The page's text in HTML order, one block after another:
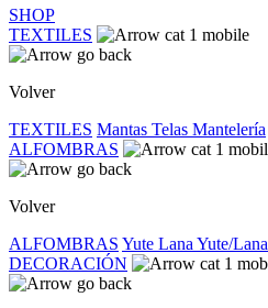
SHOP
TEXTILES
Volver
TEXTILES Mantas Telas Mantelería
ALFOMBRAS
Volver
ALFOMBRAS Yute Lana Yute/Lana
DECORACIÓN